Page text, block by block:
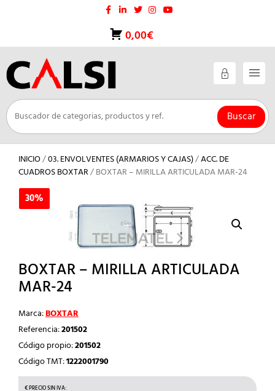
0,00€
Buscar
INICIO/03. ENVOLVENTES (ARMARIOS Y CAJAS)/ACC. DE
CUADROS BOXTAR/ BOXTAR – MIRILLA ARTICULADA MAR-24
30%
BOXTAR – MIRILLA ARTICULADA
MAR-24
Marca:BOXTAR
Referencia:201502
Código propio:201502
Código TMT:1222001790
30%